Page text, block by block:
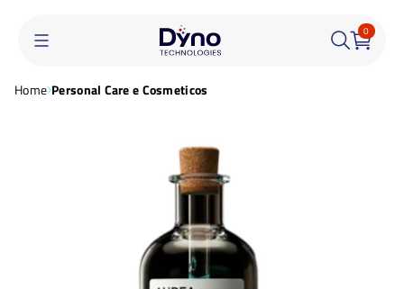
0
Home Personal Care e Cosmeticos